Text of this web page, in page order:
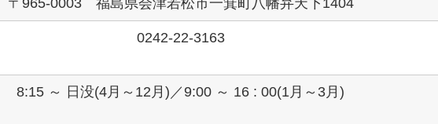
〒965-0003 福島県会津若松市一箕町八幡弁天下1404
0242-22-3163
8:15 ～ 日没(4月～12月)／9:00 ～ 16 : 00(1月～3月)